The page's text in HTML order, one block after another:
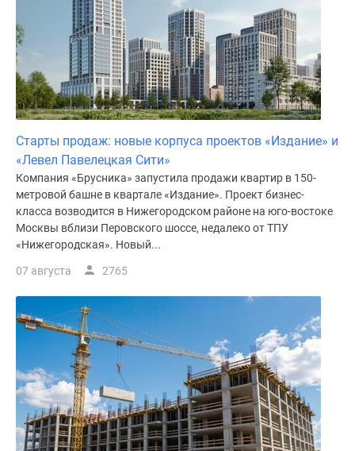
Старты продаж: новые корпуса проектов «Издание» и
«Левел Павелецкая Сити»
Компания «Брусника» запустила продажи квартир в 150-
метровой башне в квартале «Издание». Проект бизнес-
класса возводится в Нижегородском районе на юго-востоке
Москвы вблизи Перовского шоссе, недалеко от ТПУ
«Нижегородская». Новый...
07 августа 2765